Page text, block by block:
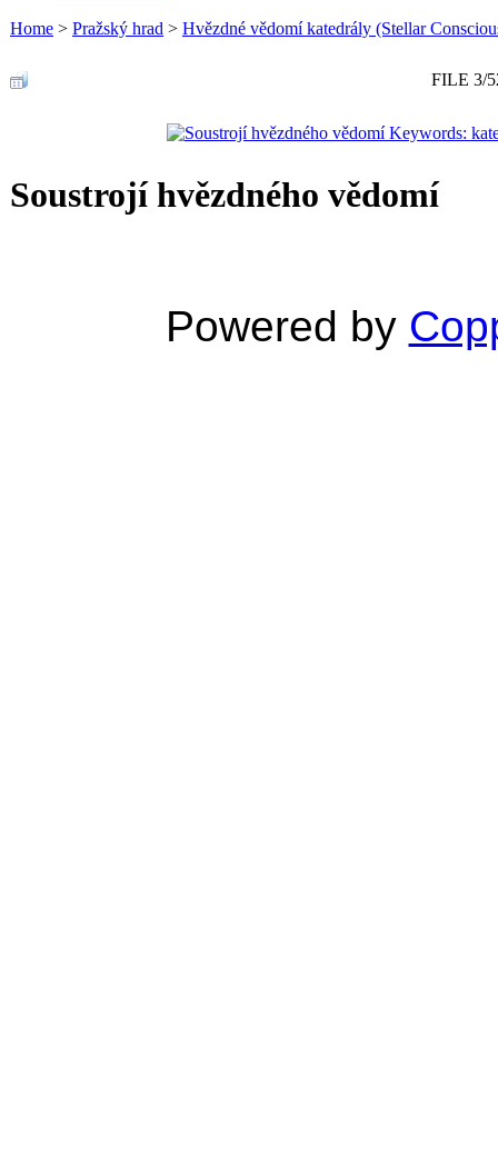
Home > Pražský hrad > Hvězdné vědomí katedrály (Stellar
FILE 3/
Soustrojí hvězdného vědomí
Powered by